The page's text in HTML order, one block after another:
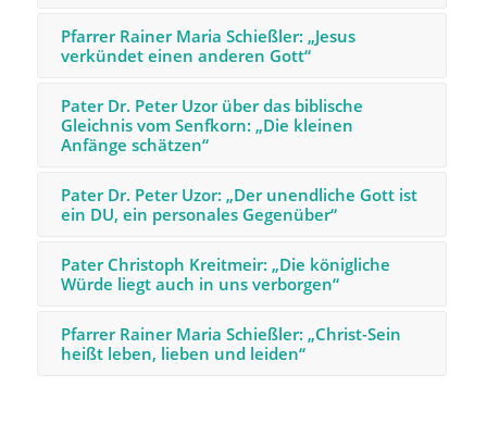
Pfarrer Rainer Maria Schießler: „Jesus
verkündet einen anderen Gott“
Pater Dr. Peter Uzor über das biblische
Gleichnis vom Senfkorn: „Die kleinen
Anfänge schätzen“
Pater Dr. Peter Uzor: „Der unendliche Gott ist
ein DU, ein personales Gegenüber“
Pater Christoph Kreitmeir: „Die königliche
Würde liegt auch in uns verborgen“
Pfarrer Rainer Maria Schießler: „Christ-Sein
heißt leben, lieben und leiden“